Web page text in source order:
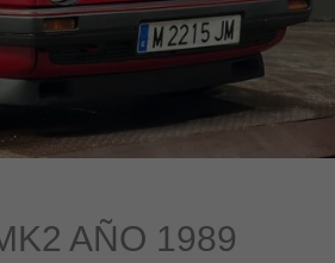
AÑO 1989